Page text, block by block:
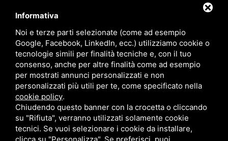
Blog
Sitemap Privacy
Contatti
Via Giolitti, 5 - 20025 - Legnano
+39 0331 1542871
+39 334 1291872
info@antoniosartori.com
Informativa
Noi e terze parti selezionate (come ad esempio
Google, Facebook, LinkedIn, ecc.) utilizziamo cookie o
tecnologie simili per finalità tecniche e, con il tuo
consenso, anche per altre finalità come ad esempio
per mostrati annunci personalizzati e non
personalizzati più utili per te, come specificato nella
cookie policy.
Chiudendo questo banner con la crocetta o cliccando
su "Rifiuta", verranno utilizzati solamente cookie
tecnici. Se vuoi selezionare i cookie da installare,